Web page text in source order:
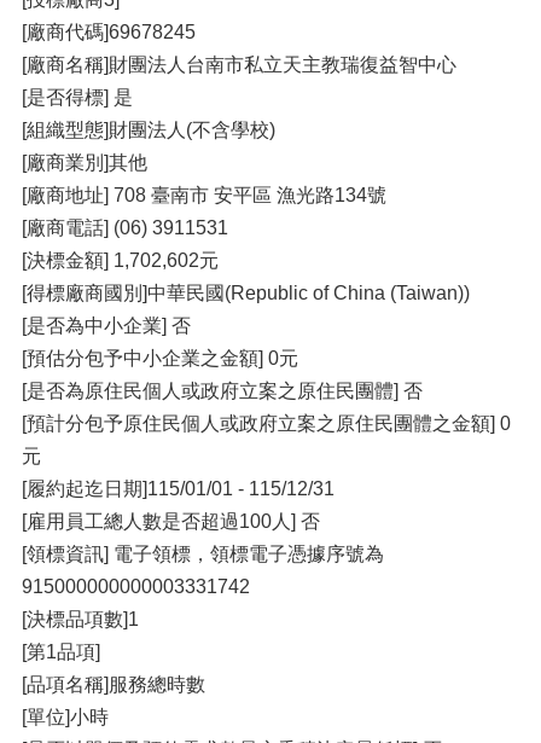
[廠商代碼]69678245
[廠商名稱]財團法人台南市私立天主教瑞復益智中心
[是否得標] 是
[組織型態]財團法人(不含學校)
[廠商業別]其他
[廠商地址] 708 臺南市 安平區 漁光路134號
[廠商電話] (06) 3911531
[決標金額] 1,702,602元
[得標廠商國別]中華民國(Republic of China (Taiwan))
[是否為中小企業] 否
[預估分包予中小企業之金額] 0元
[是否為原住民個人或政府立案之原住民團體] 否
[預計分包予原住民個人或政府立案之原住民團體之金額] 0
元
[履約起迄日期]115/01/01 - 115/12/31
[雇用員工總人數是否超過100人] 否
[領標資訊] 電子領標，領標電子憑據序號為
915000000000003331742
[決標品項數]1
[第1品項]
[品項名稱]服務總時數
[單位]小時